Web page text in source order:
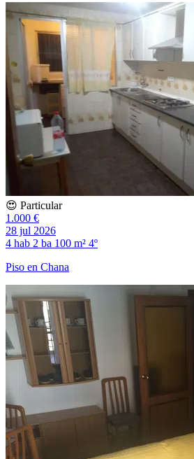
😍 Particular
1.000 €
28 jul 2026
4 hab 2 ba 100 m² 4º
Piso en Chana